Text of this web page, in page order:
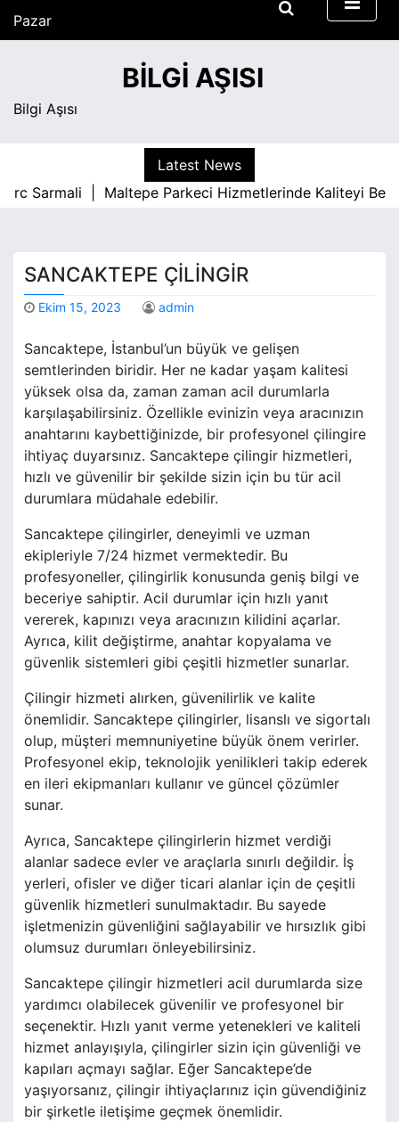
Pazar
Ağustos 9, 2026
BILGI AŞISI
Bilgi Aşısı
Latest News
Sarmali |Maltepe Parkeci Hizmetlerinde Kaliteyi
SANCAKTEPE ÇILINGIR
Ekim 15, 2023 admin
Sancaktepe, İstanbul’un büyük ve gelişen
semtlerinden biridir. Her ne kadar yaşam kalitesi
yüksek olsa da, zaman zaman acil durumlarla
karşılaşabilirsiniz. Özellikle evinizin veya aracınızın
anahtarını kaybettiğinizde, bir profesyonel çilingire
ihtiyaç duyarsınız. Sancaktepe çilingir hizmetleri,
hızlı ve güvenilir bir şekilde sizin için bu tür acil
durumlara müdahale edebilir.
Sancaktepe çilingirler, deneyimli ve uzman
ekipleriyle 7/24 hizmet vermektedir. Bu
profesyoneller, çilingirlik konusunda geniş bilgi ve
beceriye sahiptir. Acil durumlar için hızlı yanıt
vererek, kapınızı veya aracınızın kilidini açarlar.
Ayrıca, kilit değiştirme, anahtar kopyalama ve
güvenlik sistemleri gibi çeşitli hizmetler sunarlar.
Çilingir hizmeti alırken, güvenilirlik ve kalite
önemlidir. Sancaktepe çilingirler, lisanslı ve sigortalı
olup, müşteri memnuniyetine büyük önem verirler.
Profesyonel ekip, teknolojik yenilikleri takip ederek
en ileri ekipmanları kullanır ve güncel çözümler
sunar.
Ayrıca, Sancaktepe çilingirlerin hizmet verdiği
alanlar sadece evler ve araçlarla sınırlı değildir. İş
yerleri, ofisler ve diğer ticari alanlar için de çeşitli
güvenlik hizmetleri sunulmaktadır. Bu sayede
işletmenizin güvenliğini sağlayabilir ve hırsızlık gibi
olumsuz durumları önleyebilirsiniz.
Sancaktepe çilingir hizmetleri acil durumlarda size
yardımcı olabilecek güvenilir ve profesyonel bir
seçenektir. Hızlı yanıt verme yetenekleri ve kaliteli
hizmet anlayışıyla, çilingirler sizin için güvenliği ve
kapıları açmayı sağlar. Eğer Sancaktepe’de
yaşıyorsanız, çilingir ihtiyaçlarınız için güvendiğiniz
bir şirketle iletişime geçmek önemlidir.